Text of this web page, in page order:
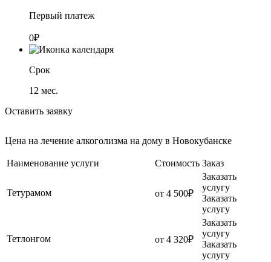
Первый платеж
0₽
Срок
12 мес.
Оставить заявку
Цена на лечение алкоголизма на дому в Новокубанске
Наименование услуги Стоимость Заказ
Тетурамом от 4 500₽
Заказать
услугу
Заказать
услугу
Тетлонгом от 4 320₽
Заказать
услугу
Заказать
услугу